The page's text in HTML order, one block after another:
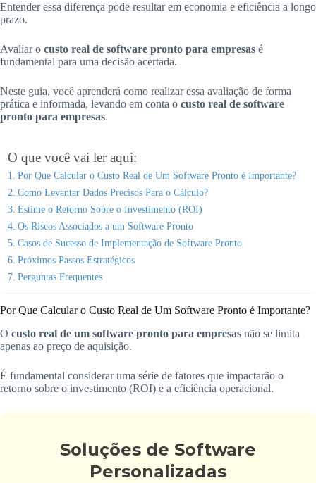
Entender essa diferença pode resultar em economia e eficiência a longo
prazo.
Avaliar o custo real de software pronto para empresas é
fundamental para uma decisão acertada.
Neste guia, você aprenderá como realizar essa avaliação de forma
prática e informada, levando em conta o custo real de software
pronto para empresas.
O que você vai ler aqui:
Por Que Calcular o Custo Real de Um Software Pronto é Importante?
Como Levantar Dados Precisos Para o Cálculo?
Estime o Retorno Sobre o Investimento (ROI)
Os Riscos Associados a um Software Pronto
Casos de Sucesso de Implementação de Software Pronto
Próximos Passos Estratégicos
Perguntas Frequentes
Por Que Calcular o Custo Real de Um Software Pronto é Importante?
O custo real de um software pronto para empresas não se limita
apenas ao preço de aquisição.
É fundamental considerar uma série de fatores que impactarão o
retorno sobre o investimento (ROI) e a eficiência operacional.
Soluções de Software
Personalizadas